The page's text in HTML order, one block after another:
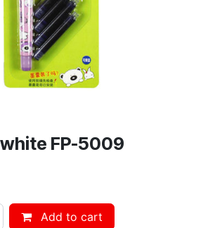
FP-5009
Add to cart